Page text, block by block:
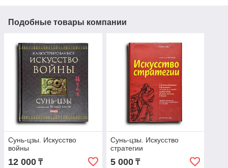
Подобные товары компании
Сунь-цзы. Искусство
войны
12 000 ₸
Сунь-цзы. Искусство
стратегии
5 000₸